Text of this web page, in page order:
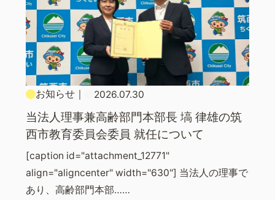
お知らせ｜ 2026.07.30
当法人理事兼高齢部門本部長 塙 律雄の筑
西市教育委員会委員 就任について
[caption id="attachment_12771"
align="aligncenter" width="630"] 当法人の理事で
あり、高齢部門本部……